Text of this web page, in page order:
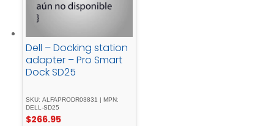
Dell – Docking station
adapter – Pro Smart
Dock SD25
SKU: ALFAPRODR03831 | MPN:
DELL-SD25
$266.95